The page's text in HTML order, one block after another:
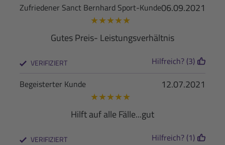
06.09.2021
Zufriedener Sanct Bernhard Sport-Kunde
★★★★★
Gutes Preis- Leistungsverhältnis
VERIFIZIERT Hilfreich? (3)
12.07.2021
Begeisterter Kunde
★★★★★
Hilft auf alle Fälle...gut
VERIFIZIERT Hilfreich? (1)